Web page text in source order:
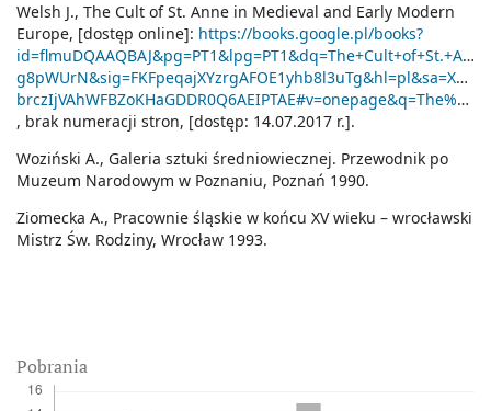
Pobrania
Welsh J., The Cult of St. Anne in Medieval and Early Modern
Europe, [dostęp online]: https://books.google.pl/books?
brczIjVAhWFBZoKHaGDDR0Q6AEIPTAE#v=onepage&q=The%20Cult%20of%20St.%20Anne%20in%20Medieval%20and%20Early%20Modern%20Europe&f=false
, brak numeracji stron, [dostęp: 14.07.2017 r.].
Woziński A., Galeria sztuki średniowiecznej. Przewodnik po
Muzeum Narodowym w Poznaniu, Poznań 1990.
Ziomecka A., Pracownie śląskie w końcu XV wieku – wrocławski
Mistrz Św. Rodziny, Wrocław 1993.